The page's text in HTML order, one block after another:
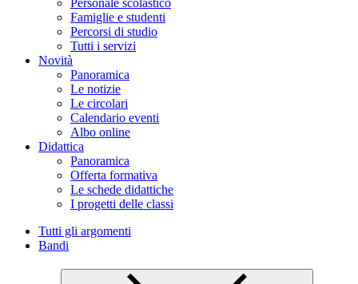
Personale scolastico
Famiglie e studenti
Percorsi di studio
Tutti i servizi
Novità
Panoramica
Le notizie
Le circolari
Calendario eventi
Albo online
Didattica
Panoramica
Offerta formativa
Le schede didattiche
I progetti delle classi
Tutti gli argomenti
Bandi